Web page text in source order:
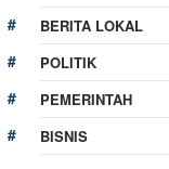
BERITA LOKAL
POLITIK
PEMERINTAH
BISNIS